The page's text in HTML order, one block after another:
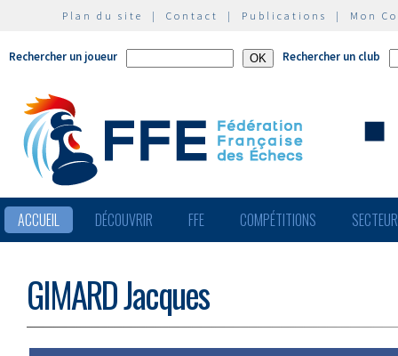
Plan du site | Contact | Publications | Mon
Rechercher un joueur Rechercher un club
ACCUEIL DÉCOUVRIR FFE COMPÉTITIONS
GIMARD Jacques